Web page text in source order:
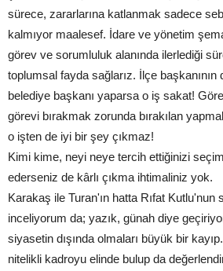
sürece, zararlarına katlanmak sadece
kalmıyor maalesef. İdare ve yönetim
görev ve sorumluluk alanında ilerlediği
toplumsal fayda sağlarız. İlçe
belediye başkanı yaparsa o iş sakat!
görevi bırakmak zorunda bırakılan
o işten de iyi bir şey çıkmaz!
Kimi kime, neyi neye tercih ettiğinizi
ederseniz de kârlı çıkma ihtimaliniz yok.
Karakaş ile Turan'ın hatta Rıfat Kutlu'nun
inceliyorum da; yazık, günah diye
siyasetin dışında olmaları büyük bir
nitelikli kadroyu elinde bulup da